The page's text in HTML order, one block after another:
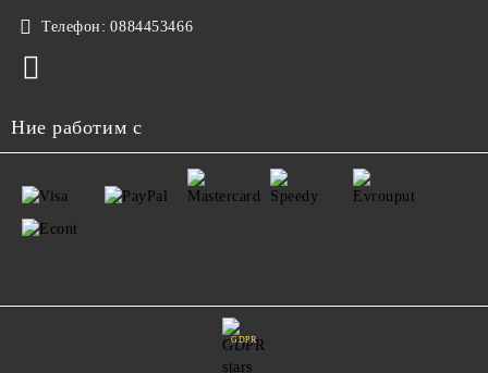
Телефон: 0884453466
Ние работим с
GDPR